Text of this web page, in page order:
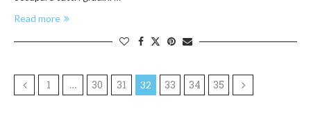
Read more
1 … 30 31 32 33 34 35